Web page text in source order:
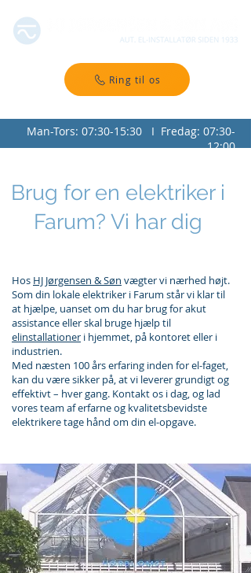
Man-Tors: 07:30-15:30 I Fredag: 07:30-
12:00
Ring til os
Brug for en elektriker i
Farum? Vi har dig
Hos HJ Jørgensen & Søn vægter vi nærhed højt.
Som din lokale elektriker i Farum står vi klar til
at hjælpe, uanset om du har brug for akut
assistance eller skal bruge hjælp til
elinstallationer i hjemmet, på kontoret eller i
industrien.
Med næsten 100 års erfaring inden for el-faget,
kan du være sikker på, at vi leverer grundigt og
effektivt – hver gang. Kontakt os i dag, og lad
vores team af erfarne og kvalitetsbevidste
elektrikere tage hånd om din el-opgave.